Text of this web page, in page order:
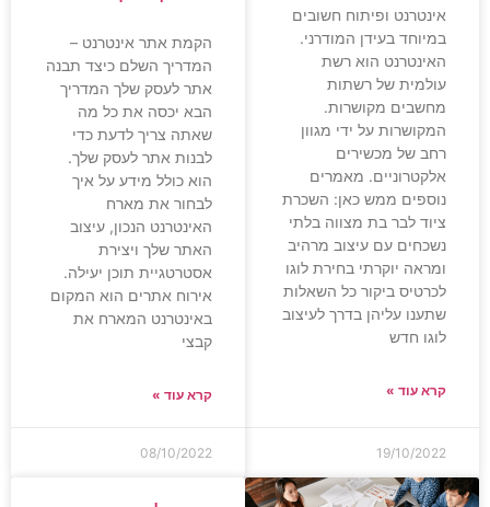
אינטרנט ופיתוח חשובים
במיוחד בעידן המודרני.
האינטרנט הוא רשת
עולמית של רשתות
מחשבים מקושרות.
המקושרות על ידי מגוון
רחב של מכשירים
אלקטרוניים. מאמרים
נוספים ממש כאן: השכרת
ציוד לבר בת מצווה בלתי
נשכחים עם עיצוב מרהיב
ומראה יוקרתי בחירת לוגו
לכרטיס ביקור כל השאלות
שתענו עליהן בדרך לעיצוב
לוגו חדש
קרא עוד »
19/10/2022
הקמת אתר אינטרנט –
המדריך השלם כיצד תבנה
אתר לעסק שלך המדריך
הבא יכסה את כל מה
שאתה צריך לדעת כדי
לבנות אתר לעסק שלך.
הוא כולל מידע על איך
לבחור את מארח
האינטרנט הנכון, עיצוב
האתר שלך ויצירת
אסטרטגיית תוכן יעילה.
אירוח אתרים הוא המקום
באינטרנט המארח את
קבצי
קרא עוד »
08/10/2022